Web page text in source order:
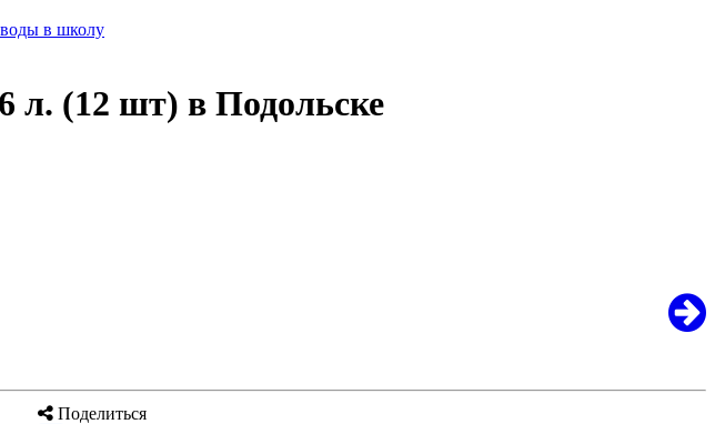
в школу
л. (12 шт) в Подольске
Поделиться